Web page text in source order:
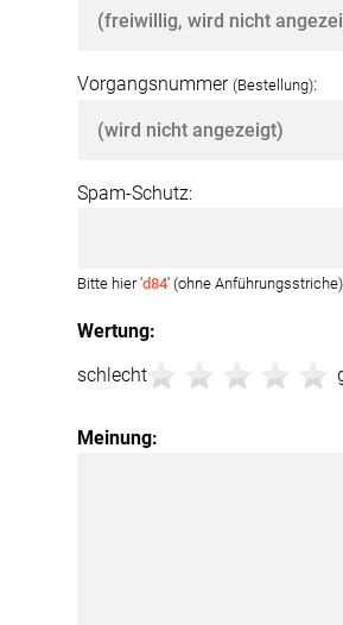
Wertung:
schlecht
Meinung:
Vorgangsnummer (Bestellung):
Spam-Schutz:
Bitte hier 'd84' (ohne